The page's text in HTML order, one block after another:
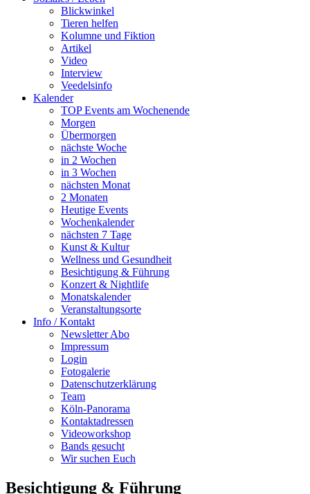
Blickwinkel
Tieren helfen
Kolumne und Fiktion
Artikel
Video
Interview
Veedelsinfo
Kalender
TOP Events am Wochenende
Morgen
Übermorgen
nächste Woche
in 2 Wochen
in 3 Wochen
nächsten Monat
2 Monaten
Heutige Events
Wochenkalender
nächsten 7 Tage
Kunst & Kultur
Wellness und Gesundheit
Besichtigung & Führung
Konzert & Nightlife
Monatskalender
Veranstaltungsorte
Info / Kontakt
Newsletter Abo
Impressum
Login
Fotogalerie
Datenschutzerklärung
Team
Köln-Panorama
Kontaktadressen
Videoworkshop
Bands gesucht
Wir suchen Euch
Besichtigung & Führung